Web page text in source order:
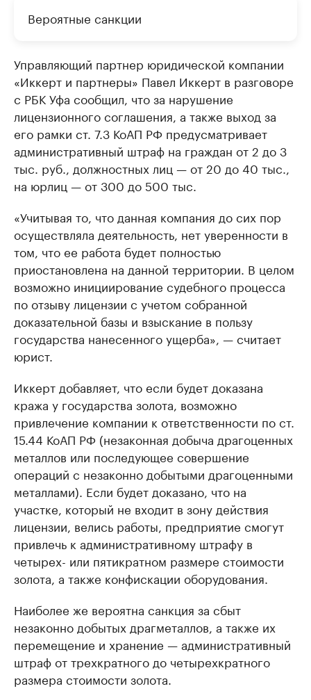
Вероятные санкции
Управляющий партнер юридической компании
«Иккерт и партнеры» Павел Иккерт в разговоре
с РБК Уфа сообщил, что за нарушение
лицензионного соглашения, а также выход за
его рамки ст. 7.3 КоАП РФ предусматривает
административный штраф на граждан от 2 до 3
тыс. руб., должностных лиц — от 20 до 40 тыс.,
на юрлиц — от 300 до 500 тыс.
«Учитывая то, что данная компания до сих пор
осуществляла деятельность, нет уверенности в
том, что ее работа будет полностью
приостановлена на данной территории. В целом
возможно инициирование судебного процесса
по отзыву лицензии с учетом собранной
доказательной базы и взыскание в пользу
государства нанесенного ущерба», — считает
юрист.
Иккерт добавляет, что если будет доказана
кража у государства золота, возможно
привлечение компании к ответственности по ст.
15.44 КоАП РФ (незаконная добыча драгоценных
металлов или последующее совершение
операций с незаконно добытыми драгоценными
металлами). Если будет доказано, что на
участке, который не входит в зону действия
лицензии, велись работы, предприятие смогут
привлечь к административному штрафу в
четырех- или пятикратном размере стоимости
золота, а также конфискации оборудования.
Наиболее же вероятна санкция за сбыт
незаконно добытых драгметаллов, а также их
перемещение и хранение — административный
штраф от трехкратного до четырехкратного
размера стоимости золота.